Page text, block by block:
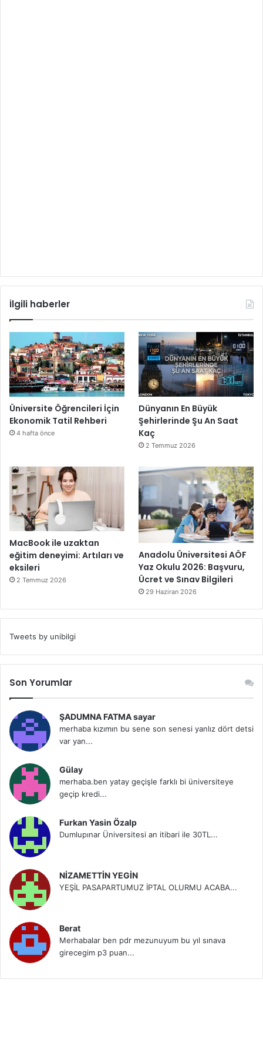
İlgili haberler
Üniversite Öğrencileri İçin
Ekonomik Tatil Rehberi
4 hafta önce
Dünyanın En Büyük
Şehirlerinde Şu An Saat
Kaç
2 Temmuz 2026
MacBook ile uzaktan
eğitim deneyimi: Artıları ve
eksileri
2 Temmuz 2026
Anadolu Üniversitesi AÖF
Yaz Okulu 2026: Başvuru,
Ücret ve Sınav Bilgileri
29 Haziran 2026
Tweets by unibilgi
Son Yorumlar
ŞADUMNA FATMA sayar
merhaba kızımın bu sene son senesi yanlız dört detsi
var yan...
Gülay
merhaba.ben yatay geçişle farklı bi üniversiteye
geçip kredi...
Furkan Yasin Özalp
Dumlupınar Üniversitesi an itibari ile 30TL...
NİZAMETTİN YEGİN
YEŞİL PASAPARTUMUZ İPTAL OLURMU ACABA...
Berat
Merhabalar ben pdr mezunuyum bu yıl sınava
girecegim p3 puan...